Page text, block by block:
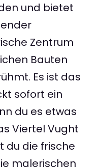
und bietet
Zentrum
Bauten
Es ist das
sofort ein
du es etwas
Viertel Vught
du die frische
malerischen